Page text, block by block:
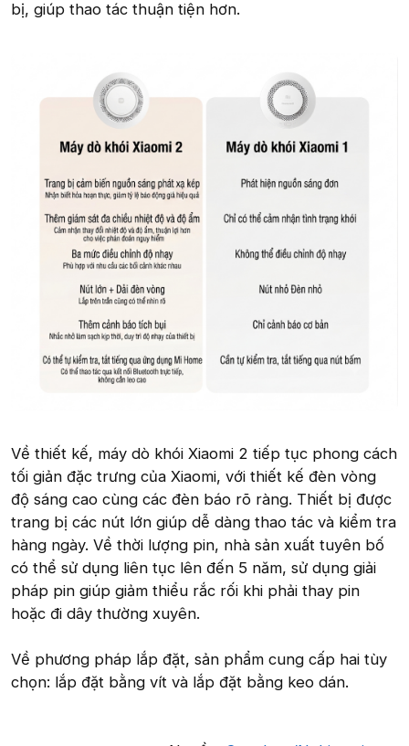
bị, giúp thao tác thuận tiện hơn.
Về thiết kế, máy dò khói Xiaomi 2 tiếp tục phong cách
tối giản đặc trưng của Xiaomi, với thiết kế đèn vòng
độ sáng cao cùng các đèn báo rõ ràng. Thiết bị được
trang bị các nút lớn giúp dễ dàng thao tác và kiểm tra
hàng ngày. Về thời lượng pin, nhà sản xuất tuyên bố
có thể sử dụng liên tục lên đến 5 năm, sử dụng giải
pháp pin giúp giảm thiểu rắc rối khi phải thay pin
hoặc đi dây thường xuyên.
Về phương pháp lắp đặt, sản phẩm cung cấp hai tùy
chọn: lắp đặt bằng vít và lắp đặt bằng keo dán.